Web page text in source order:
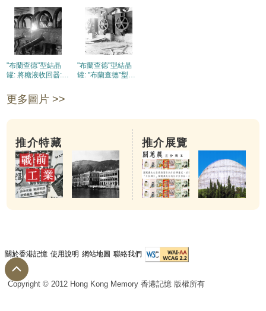
"布蘭查德"型結晶
罐: 將糖液收回器:
蘭查德"型結晶罐
"布蘭查德"型結晶
罐: "布蘭查德"型結
更多圖片 >>
推介特藏 推介展覽
關於香港記憶 使用說明 網站地圖 聯絡我們
Copyright © 2012 Hong Kong Memory 香港記憶 版權所有